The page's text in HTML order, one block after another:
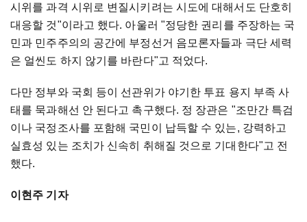
시위를 과격 시위로 변질시키려는 시도에 대해서도 단호히
대응할 것"이라고 했다. 아울러 "정당한 권리를 주장하는 국
민과 민주주의의 공간에 부정선거 음모론자들과 극단 세력
은 얼씬도 하지 않기를 바란다"고 적었다.
다만 정부와 국회 등이 선관위가 야기한 투표 용지 부족 사
태를 묵과해선 안 된다고 촉구했다. 정 장관은 "조만간 특검
이나 국정조사를 포함해 국민이 납득할 수 있는, 강력하고
실효성 있는 조치가 신속히 취해질 것으로 기대한다"고 전
했다.
이현주 기자